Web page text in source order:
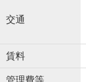
交通
賃料
管理費等